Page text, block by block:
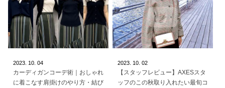
2023. 10. 04
カーディガンコーデ術｜おしゃれ
に着こなす肩掛けのやり方・結び
2023. 10. 02
【スタッフレビュー】AXESスタ
ッフのこの秋取り入れたい最旬コ